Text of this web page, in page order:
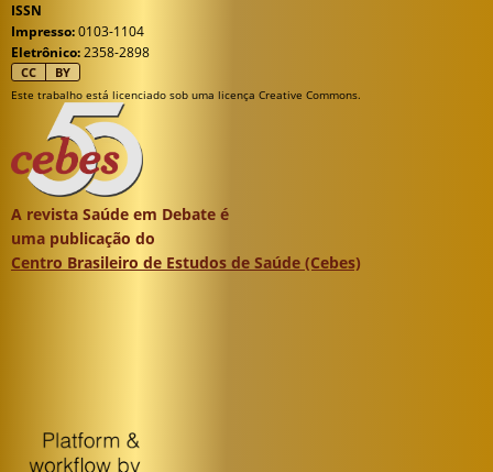
ISSN
Impresso:0103-1104
Eletrônico:2358-2898
CC BY
Este trabalho está licenciado sob uma licença Creative Commons.
A revista Saúde em Debate é
uma publicação do
Centro Brasileiro de Estudos de Saúde (Cebes)